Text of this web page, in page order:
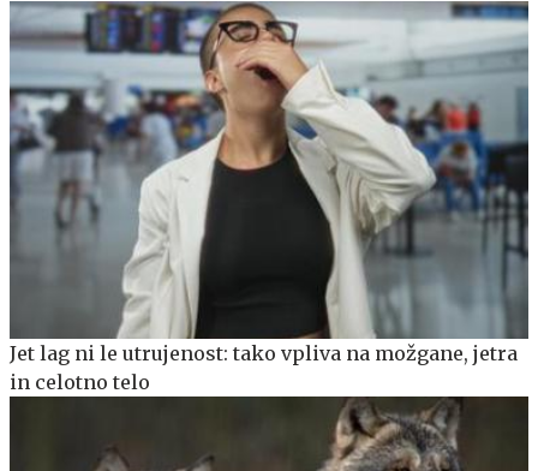
Jet lag ni le utrujenost: tako vpliva na možgane, jetra
in celotno telo